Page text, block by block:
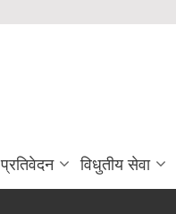
प्रतिवेदन विधुतीय सेवा